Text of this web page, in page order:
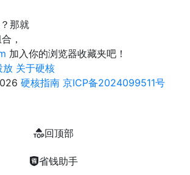
那就
，
加入你的浏览器收藏夹吧！
放 关于硬核
硬核指南 京ICP备2024099511号
回顶部
省钱助手